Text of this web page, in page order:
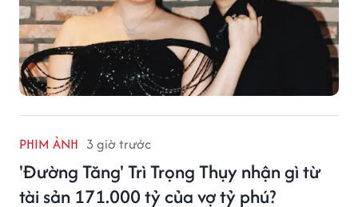
PHIM ẢNH 3 giờ trước
'Đường Tăng' Trì Trọng Thụy nhận gì từ
tài sản 171.000 tỷ của vợ tỷ phú?